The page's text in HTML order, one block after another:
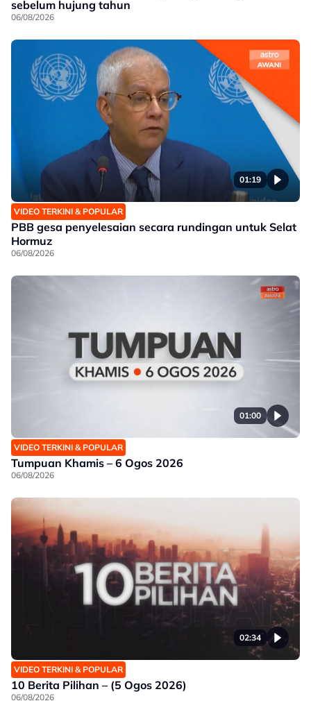
sebelum hujung tahun
06/08/2026
01:19
VIDEO TERKINI & POPULAR
PBB gesa penyelesaian secara rundingan untuk Selat
Hormuz
06/08/2026
01:00
VIDEO TERKINI & POPULAR
Tumpuan Khamis – 6 Ogos 2026
06/08/2026
02:34
VIDEO TERKINI & POPULAR
10 Berita Pilihan – (5 Ogos 2026)
06/08/2026